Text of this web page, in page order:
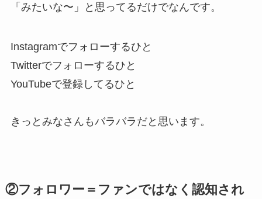
「みたいな〜」と思ってるだけでなんです。
Instagramでフォローするひと
Twitterでフォローするひと
YouTubeで登録してるひと
きっとみなさんもバラバラだと思います。
②フォロワー＝ファンではなく認知され